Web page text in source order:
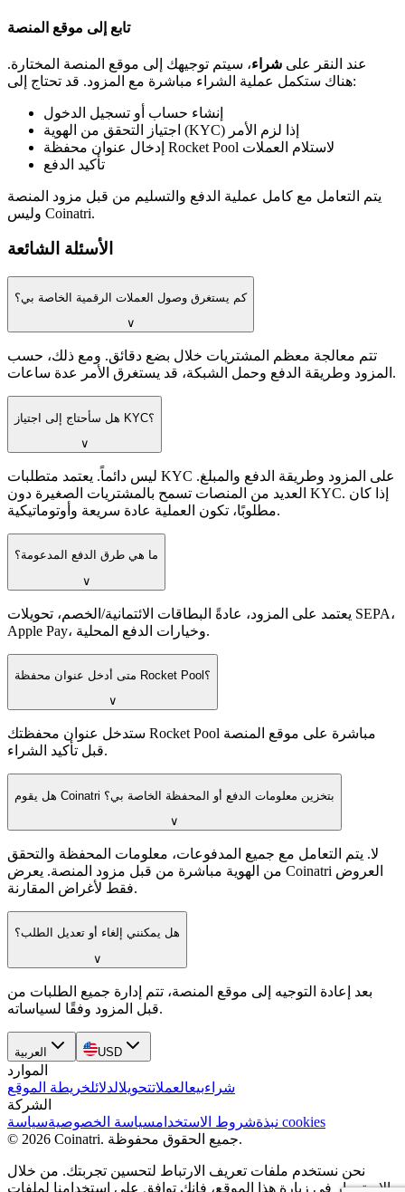
تابع إلى موقع المنصة
عند النقر على شراء، سيتم توجيهك إلى موقع المنصة المختارة.
هناك ستكمل عملية الشراء مباشرة مع المزود. قد تحتاج إلى:
إنشاء حساب أو تسجيل الدخول
اجتياز التحقق من الهوية (KYC) إذا لزم الأمر
إدخال عنوان محفظة Rocket Pool لاستلام العملات
تأكيد الدفع
يتم التعامل مع كامل عملية الدفع والتسليم من قبل مزود المنصة
وليس Coinatri.
الأسئلة الشائعة
كم يستغرق وصول العملات الرقمية الخاصة بي؟
∨
تتم معالجة معظم المشتريات خلال بضع دقائق. ومع ذلك، حسب
المزود وطريقة الدفع وحمل الشبكة، قد يستغرق الأمر عدة ساعات.
هل سأحتاج إلى اجتياز KYC؟
∨
ليس دائماً. يعتمد متطلبات KYC على المزود وطريقة الدفع والمبلغ.
العديد من المنصات تسمح بالمشتريات الصغيرة دون KYC. إذا كان
مطلوبًا، تكون العملية عادة سريعة وأوتوماتيكية.
ما هي طرق الدفع المدعومة؟
∨
يعتمد على المزود، عادةً البطاقات الائتمانية/الخصم، تحويلات SEPA،
Apple Pay، وخيارات الدفع المحلية.
متى أدخل عنوان محفظة Rocket Pool؟
∨
ستدخل عنوان محفظتك Rocket Pool مباشرة على موقع المنصة
قبل تأكيد الشراء.
هل يقوم Coinatri بتخزين معلومات الدفع أو المحفظة الخاصة بي؟
∨
لا. يتم التعامل مع جميع المدفوعات، معلومات المحفظة والتحقق
من الهوية مباشرة من قبل مزود المنصة. يعرض Coinatri العروض
فقط لأغراض المقارنة.
هل يمكنني إلغاء أو تعديل الطلب؟
∨
بعد إعادة التوجيه إلى موقع المنصة، تتم إدارة جميع الطلبات من
قبل المزود وفقًا لسياساته.
العربية USD
الموارد
شراءبيعالعملاتتحويلالدلائلخريطة الموقع
الشركة
نبذةشروط الاستخدامسياسة الخصوصية
سياسة cookies
© 2026 Coinatri. جميع الحقوق محفوظة.
نحن نستخدم ملفات تعريف الارتباط لتحسين تجربتك. من خلال
الاستمرار في زيارة هذا الموقع، فإنك توافق على استخدامنا لملفات